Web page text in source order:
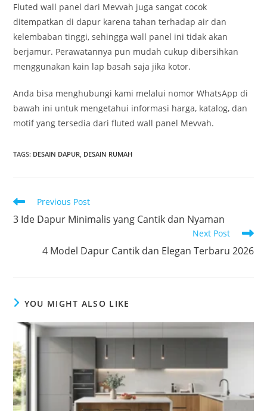
Fluted wall panel dari Mevvah juga sangat cocok
ditempatkan di dapur karena tahan terhadap air dan
kelembaban tinggi, sehingga wall panel ini tidak akan
berjamur. Perawatannya pun mudah cukup dibersihkan
menggunakan kain lap basah saja jika kotor.
Anda bisa menghubungi kami melalui nomor WhatsApp di
bawah ini untuk mengetahui informasi harga, katalog, dan
motif yang tersedia dari fluted wall panel Mevvah.
TAGS: DESAIN DAPUR DESAIN RUMAH
Read
more
articles
Previous Post
3 Ide Dapur Minimalis yang Cantik dan Nyaman
Next Post
4 Model Dapur Cantik dan Elegan Terbaru 2026
YOU MIGHT ALSO LIKE